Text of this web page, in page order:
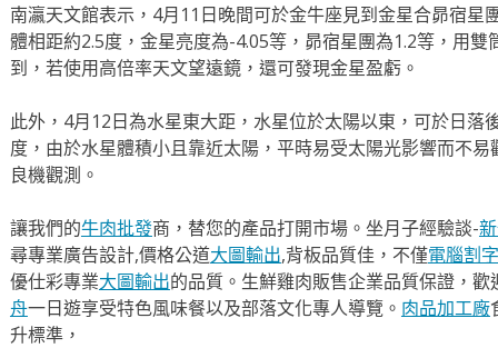
南瀛天文館表示，4月11日晚間可於金牛座見到金星合昴宿星
體相距約2.5度，金星亮度為-4.05等，昴宿星團為1.2等，用
到，若使用高倍率天文望遠鏡，還可發現金星盈虧。
此外，4月12日為水星東大距，水星位於太陽以東，可於日落
度，由於水星體積小且靠近太陽，平時易受太陽光影響而不
良機觀測。
讓我們的牛肉批發商，替您的產品打開市場。坐月子經驗談-
尋專業廣告設計,價格公道大圖輸出,背板品質佳，不僅電腦割字
優仕彩專業大圖輸出的品質。生鮮雞肉販售企業品質保證，歡
舟一日遊享受特色風味餐以及部落文化專人導覽。 肉品加工廠
升標準，